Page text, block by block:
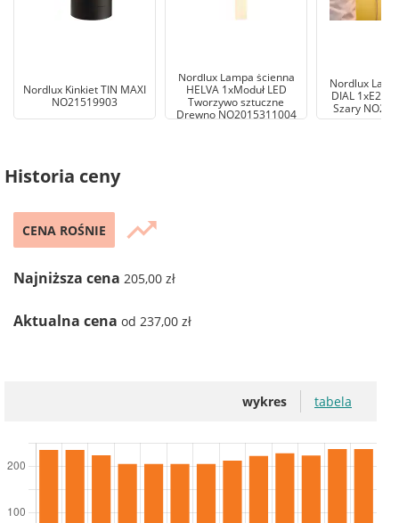
Nordlux Kinkiet TIN MAXI
NO21519903
Nordlux Lampa ścienna
HELVA 1xModuł LED
Tworzywo sztuczne
Drewno NO2015311004
Nordlux
DIAL 1xE27
Szary
Historia ceny
CENA ROŚNIE trending_up
Najniższa cena 205,00 zł
Aktualna cena od 237,00 zł
wykres tabela